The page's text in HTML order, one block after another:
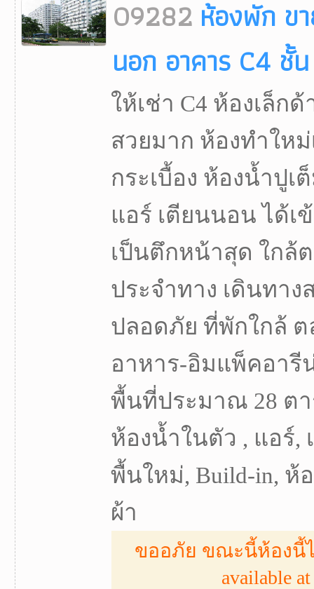
09282 ห้องพัก ข
นอก อาคาร C4 ชั้
ให้เช่า C4 ห้องเล็ก
สวยมาก ห้องทำใหม่
กระเบื้อง ห้องน้ำปูเ
แอร์ เตียนนอน ได้เ
เป็นตึกหน้าสุด ใกล้
ประจำทาง เดินทา
ปลอดภัย ที่พักใกล้
อาหาร-อิมแพ็คอารี
พื้นที่ประมาณ 28 ตา
ห้องน้ำในตัว , แอร์,
พื้นใหม่, Build-in, ห้
ผ้า
ขออภัย ขณะนี้ห้องนี้ไ
available